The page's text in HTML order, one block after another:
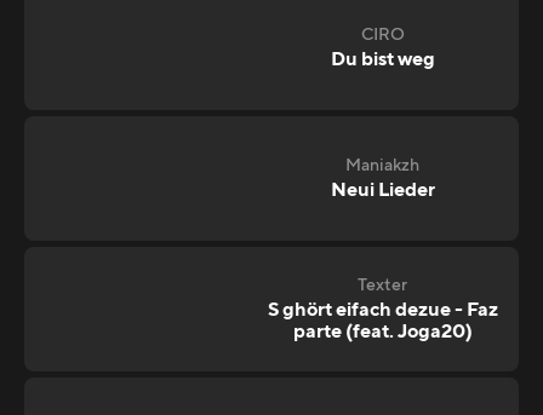
CIRO
Du bist weg
Maniakzh
Neui Lieder
Texter
S ghört eifach dezue - Faz
parte (feat. Joga20)